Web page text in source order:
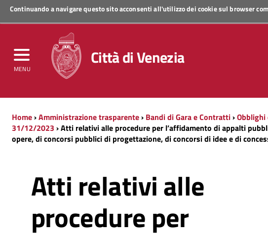
Continuando a navigare questo sito acconsenti all'utilizzo dei cookie sul browser
MENU
Regione Veneto
Città di Venezia
Home›Amministrazione trasparente› Bandi di Gara e Contratti›
31/12/2023 › Atti relativi alle procedure per l’affidamento di appalti
opere, di concorsi pubblici di progettazione, di concorsi di idee e di
Atti relativi alle
procedure per